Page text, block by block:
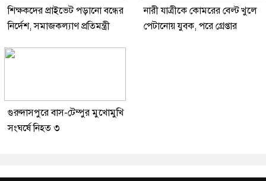
শিক্ষকদের প্রাইভেট পড়ানো বন্ধের
নির্দেশ, সমাজকল্যাণ প্রতিমন্ত্রী
নারী যাত্রীকে কোমরের বেল্ট খুলে
পেটানোয় যুবক, পরে গ্রেপ্তার
গুরুদাসপুরে বাস-টেম্পুর মুখোমুখি
সংঘর্ষে নিহত ৩